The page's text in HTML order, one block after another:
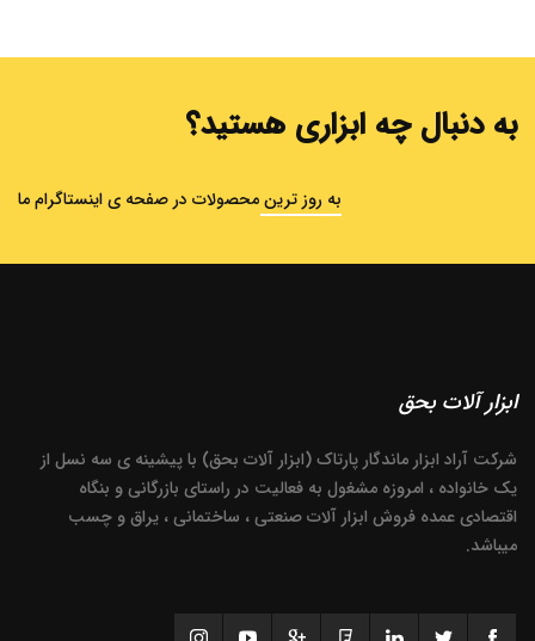
به دنبال چه ابزاری هستید؟
به روز ترین محصولات در صفحه ی اینستاگرام ما
ابزار آلات بحق
شرکت آراد ابزار ماندگار پارتاک (ابزار آلات بحق) با پیشینه ی سه نسل از
یک خانواده ، امروزه مشغول به فعالیت در راستای بازرگانی و بنگاه
اقتصادی عمده فروش ابزار آلات صنعتی ، ساختمانی ، یراق و چسب
میباشد.